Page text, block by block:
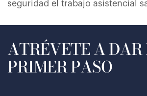
seguridad el trabajo asistencial
ATRÉVETE A DAR
PRIMER PASO